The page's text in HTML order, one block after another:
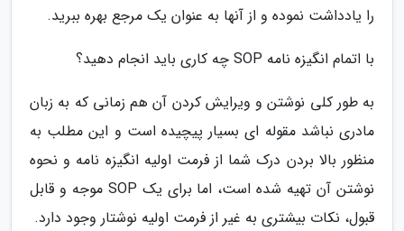
را یادداشت نموده و از آنها به عنوان یک مرجع بهره ببرید.
با اتمام انگیزه نامه SOP چه کاری باید انجام دهید؟
به طور کلی نوشتن و ویرایش کردن آن هم زمانی که به زبان
مادری نباشد مقوله ای بسیار پیچیده است و این مطلب به
منظور بالا بردن درک شما از فرمت اولیه انگیزه نامه و نحوه
نوشتن آن تهیه شده است، اما برای یک SOP موجه و قابل
قبول، نکات بیشتری به غیر از فرمت اولیه نوشتار وجود دارد.